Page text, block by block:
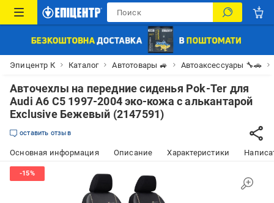
Эпицентр К Каталог Автотовары 🚙 Автоаксессуары 🔧🚗
Авточехлы на передние сиденья Pok-Ter для
Audi A6 C5 1997-2004 эко-кожа с алькантарой
Exclusive Бежевый (2147591)
оставить отзыв
Основная информация Описание Характеристики